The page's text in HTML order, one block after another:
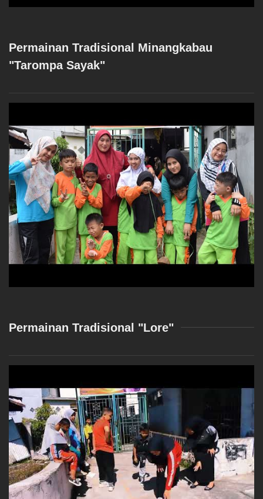
Permainan Tradisional Minangkabau
"Tarompa Sayak"
Permainan Tradisional "Lore"